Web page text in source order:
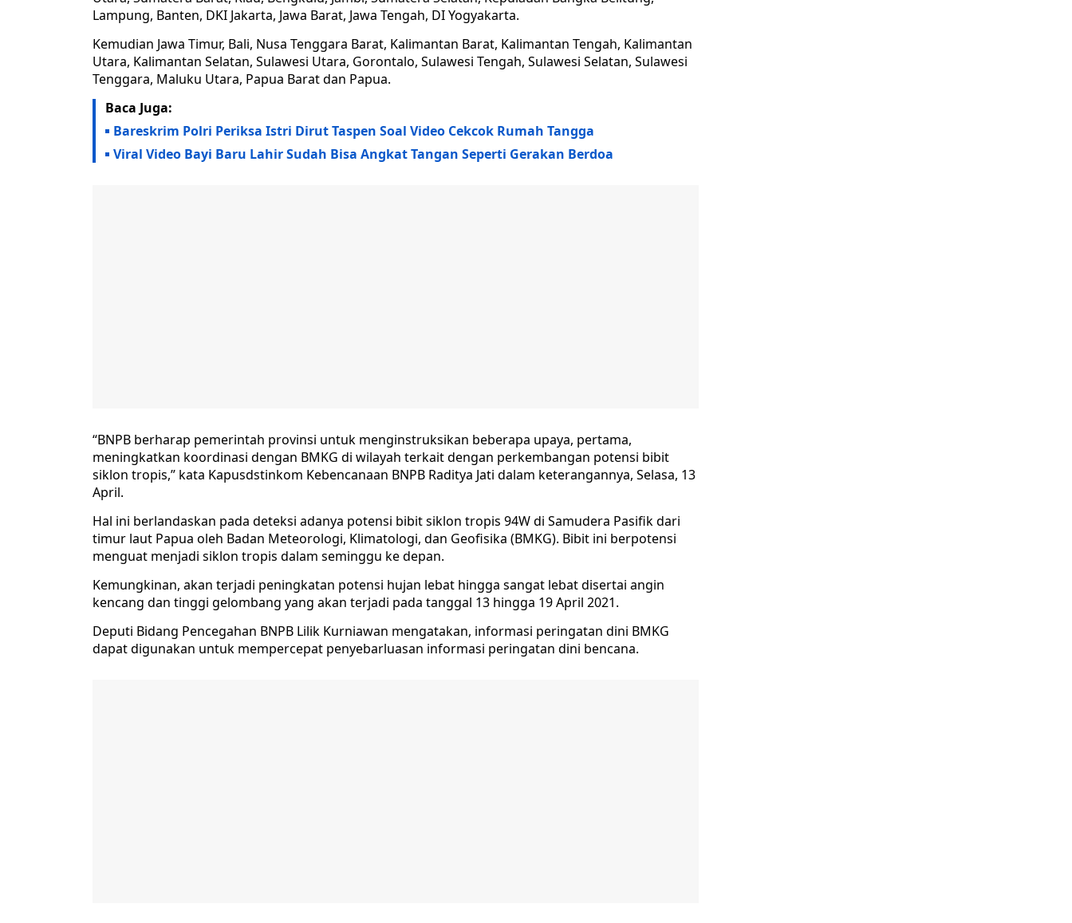
Lampung, Banten, DKI Jakarta, Jawa Barat, Jawa Tengah, DI Yogyakarta.
Kemudian Jawa Timur, Bali, Nusa Tenggara Barat, Kalimantan Barat, Kalimantan Tengah, Kalimantan
Utara, Kalimantan Selatan, Sulawesi Utara, Gorontalo, Sulawesi Tengah, Sulawesi Selatan, Sulawesi
Tenggara, Maluku Utara, Papua Barat dan Papua.
Baca Juga:
Bareskrim Polri Periksa Istri Dirut Taspen Soal Video Cekcok Rumah Tangga
Viral Video Bayi Baru Lahir Sudah Bisa Angkat Tangan Seperti Gerakan Berdoa
“BNPB berharap pemerintah provinsi untuk menginstruksikan beberapa upaya, pertama,
meningkatkan koordinasi dengan BMKG di wilayah terkait dengan perkembangan potensi bibit
siklon tropis,” kata Kapusdstinkom Kebencanaan BNPB Raditya Jati dalam keterangannya, Selasa, 13
April.
Hal ini berlandaskan pada deteksi adanya potensi bibit siklon tropis 94W di Samudera Pasifik dari
timur laut Papua oleh Badan Meteorologi, Klimatologi, dan Geofisika (BMKG). Bibit ini berpotensi
menguat menjadi siklon tropis dalam seminggu ke depan.
Kemungkinan, akan terjadi peningkatan potensi hujan lebat hingga sangat lebat disertai angin
kencang dan tinggi gelombang yang akan terjadi pada tanggal 13 hingga 19 April 2021.
Deputi Bidang Pencegahan BNPB Lilik Kurniawan mengatakan, informasi peringatan dini BMKG
dapat digunakan untuk mempercepat penyebarluasan informasi peringatan dini bencana.